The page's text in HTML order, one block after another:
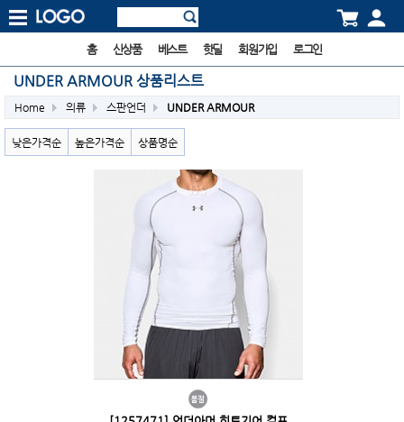
홈 신상품 베스트 핫딜 회원가입 로그인
UNDER ARMOUR 상품리스트
Home 의류 스판언더 UNDER ARMOUR
낮은가격순 높은가격순 상품명순